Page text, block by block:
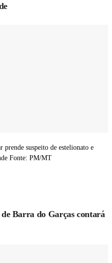
suspeito de estelionato e
Fonte: PM/MT
Barra do Garças contará